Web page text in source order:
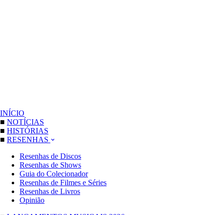
INÍCIO
■ NOTÍCIAS
■ HISTÓRIAS
■ RESENHAS
Resenhas de Discos
Resenhas de Shows
Guia do Colecionador
Resenhas de Filmes e Séries
Resenhas de Livros
Opinião